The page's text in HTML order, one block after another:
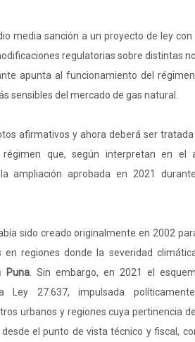
media sanción a un proyecto de ley
regulatorias sobre distintas
apunta al funcionamiento del
sensibles del mercado de gas natural.
afirmativos y ahora deberá ser
que, según interpretan en el
ampliación aprobada en 2021
sido creado originalmente en 2002
en regiones donde la severidad
Puna. Sin embargo, en 2021 el
Ley 27.637, impulsada
urbanos y regiones cuya pertinencia
el punto de vista técnico y fiscal,